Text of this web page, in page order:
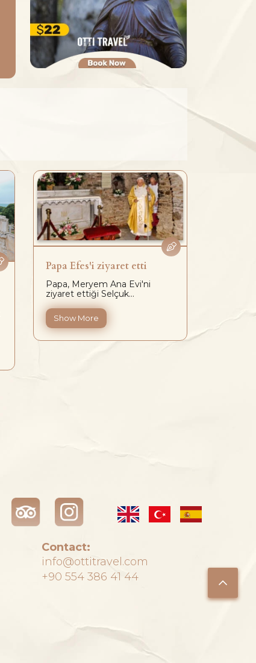
Papa Efes'i ziyaret etti
Papa, Meryem Ana Evi'ni
ziyaret ettiği Selçuk...
Show More Show
Contact:
info@ottitravel.com
+90 554 386 41 44